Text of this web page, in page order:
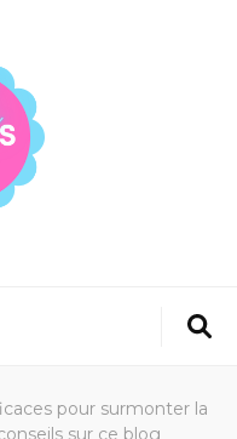
pour surmonter la
sur ce blog